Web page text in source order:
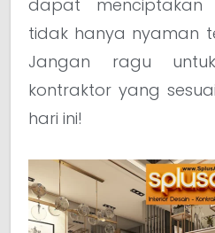
dapat menciptakan
tidak hanya nyaman
Jangan ragu
kontraktor yang
hari ini!